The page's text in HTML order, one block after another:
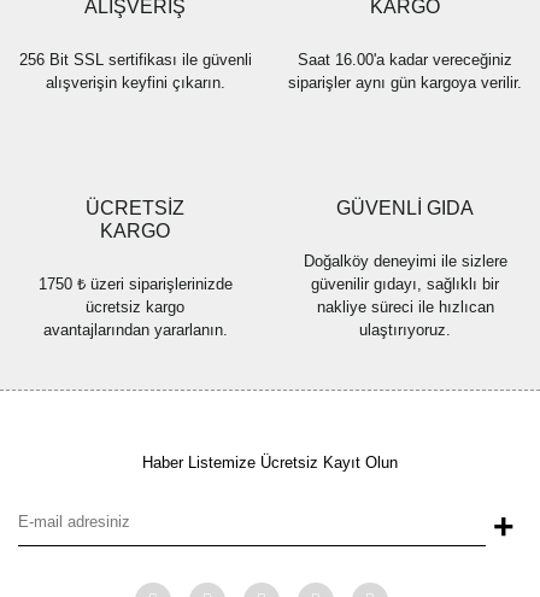
ALIŞVERİŞ
256 Bit SSL sertifikası ile güvenli
alışverişin keyfini çıkarın.
KARGO
Saat 16.00'a kadar vereceğiniz
siparişler aynı gün kargoya verilir.
ÜCRETSİZ
KARGO
1750 ₺ üzeri siparişlerinizde
ücretsiz kargo
avantajlarından yararlanın.
GÜVENLİ GIDA
Doğalköy deneyimi ile sizlere
güvenilir gıdayı, sağlıklı bir
nakliye süreci ile hızlıcan
ulaştırıyoruz.
Haber Listemize Ücretsiz Kayıt Olun
+